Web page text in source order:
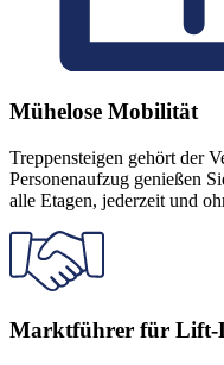
Mühelose Mobilität
Treppensteigen gehört der
Personenaufzug genießen
alle Etagen, jederzeit und
Marktführer für Lift-